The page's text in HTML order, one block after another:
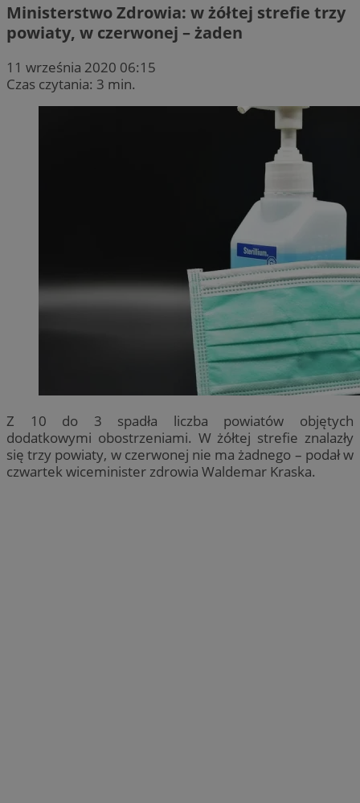
Ministerstwo Zdrowia: w żółtej strefie trzy
powiaty, w czerwonej – żaden
11 września 2020 06:15
Czas czytania: 3 min.
Z 10 do 3 spadła liczba powiatów objętych
dodatkowymi obostrzeniami. W żółtej strefie znalazły
się trzy powiaty, w czerwonej nie ma żadnego – podał w
czwartek wiceminister zdrowia Waldemar Kraska.